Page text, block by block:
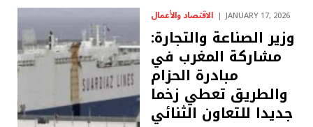
الاقتصاد والأعمال JANUARY 17, 2026
وزير الصناعة والتجارة:
مشاركة المغرب في
مبادرة الحزام
والطريق تعطي زخما
جديدا للتعاون الثنائي